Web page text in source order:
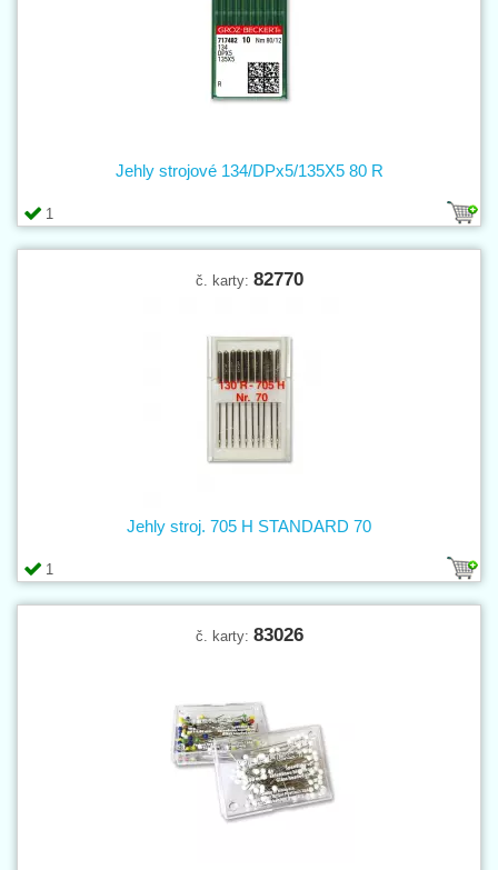
1
Jehly strojové 134/DPx5/135X5 80 R
č. karty: 82770
1
Jehly stroj. 705 H STANDARD 70
č. karty: 83026